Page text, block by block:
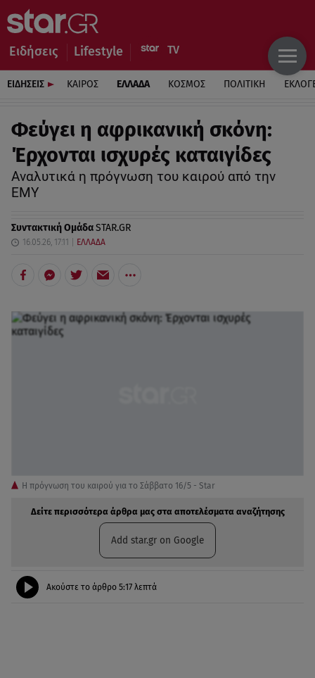
Ειδήσεις Lifestyle
ΕΙΔΗΣΕΙΣ ΚΑΙΡΟΣ ΕΛΛΑΔΑ ΚΟΣΜΟΣ ΠΟΛΙΤΙΚΗ
Φεύγει η αφρικανική σκόνη:
Έρχονται ισχυρές καταιγίδες
Αναλυτικά η πρόγνωση του καιρού από την
ΕΜΥ
Συντακτική ΟμάδαSTAR.GR
16.05.26, 17:11 ΕΛΛΑΔΑ
Η πρόγνωση του καιρού για το Σάββατο 16/5 - Star
Δείτε περισσότερα άρθρα μας στα αποτελέσματα αναζήτησης
Add star.gr on Google
Ακούστε το άρθρο 5:17 λεπτά